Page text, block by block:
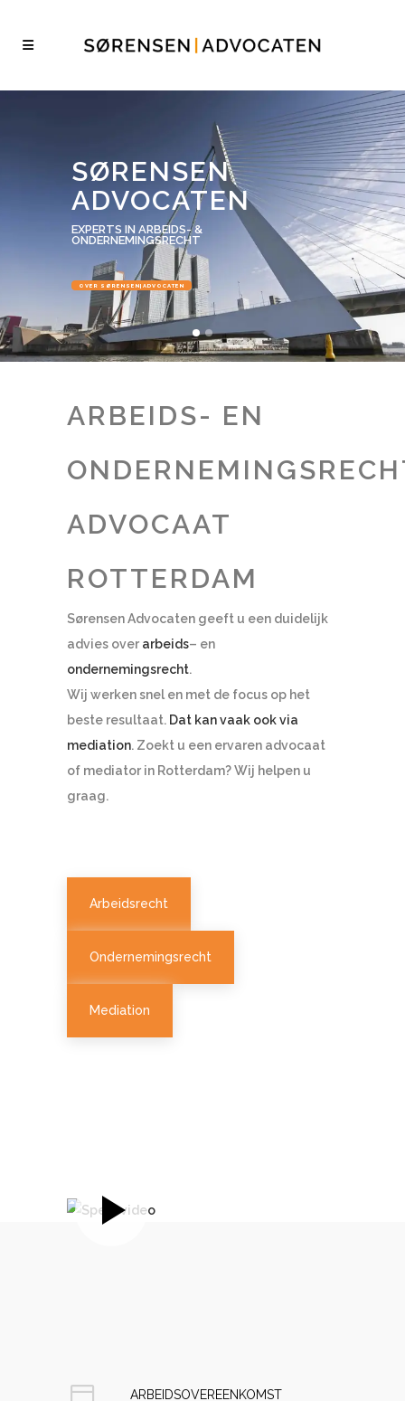
SØRENSEN
ADVOCATEN
EXPERTS IN ARBEIDS- &
ONDERNEMINGSRECHT
OVER SØRENSEN|ADVOCATEN
ARBEIDS- EN
ADVOCAAT
ROTTERDAM
Sørensen Advocaten geeft u een duidelijk
advies over arbeids– en
ondernemingsrecht.
Wij werken snel en met de focus op het
beste resultaat. Dat kan vaak ook via
mediation. Zoekt u een ervaren advocaat
of mediator in Rotterdam? Wij helpen u
graag.
Arbeidsrecht
Ondernemingsrecht
Mediation
ARBEIDSOVEREENKOMST